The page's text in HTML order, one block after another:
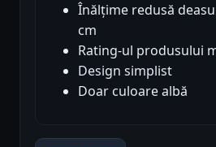
Înălțime redusă
cm
Rating-ul produsului
Design simplist
Doar culoare albă